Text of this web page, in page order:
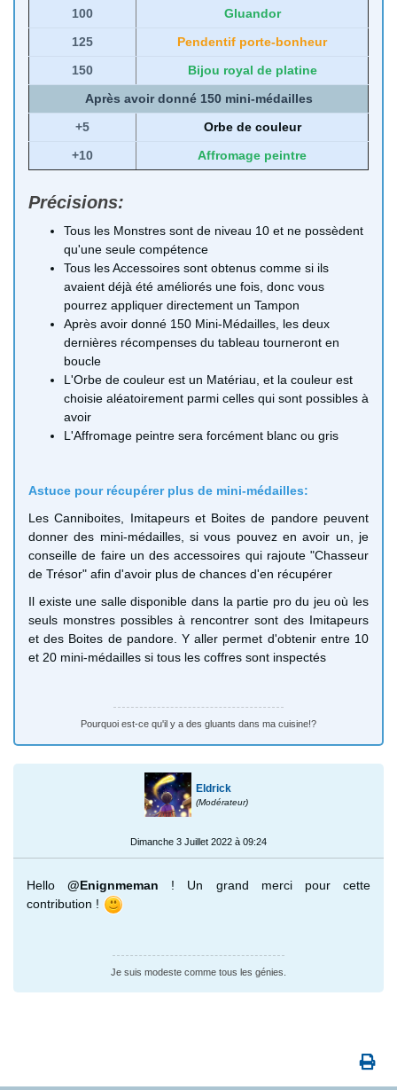
100
Gluandor
125
Pendentif porte-bonheur
150
Bijou royal de platine
Après avoir donné 150 mini-médailles
+5
Orbe de couleur
+10
Affromage peintre
Précisions:
Tous les Monstres sont de niveau 10 et ne possèdent
qu'une seule compétence
Tous les Accessoires sont obtenus comme si ils
avaient déjà été améliorés une fois, donc vous
pourrez appliquer directement un Tampon
Après avoir donné 150 Mini-Médailles, les deux
dernières récompenses du tableau tourneront en
boucle
L'Orbe de couleur est un Matériau, et la couleur est
choisie aléatoirement parmi celles qui sont possibles à
avoir
L'Affromage peintre sera forcément blanc ou gris
Astuce pour récupérer plus de mini-médailles:
Les Canniboites, Imitapeurs et Boites de pandore peuvent
donner des mini-médailles, si vous pouvez en avoir un, je
conseille de faire un des accessoires qui rajoute "Chasseur
de Trésor" afin d'avoir plus de chances d'en récupérer
Il existe une salle disponible dans la partie pro du jeu où les
seuls monstres possibles à rencontrer sont des Imitapeurs
et des Boites de pandore. Y aller permet d'obtenir entre 10
et 20 mini-médailles si tous les coffres sont inspectés
Pourquoi est-ce qu'il y a des gluants dans ma cuisine!?
Eldrick
(Modérateur)
Dimanche 3 Juillet 2022 à 09:24
Hello@Enignmeman ! Un grand merci pour cette
contribution !
Je suis modeste comme tous les génies.